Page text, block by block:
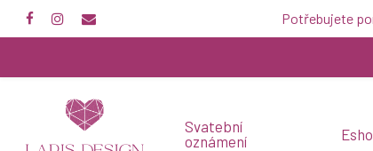
main
Potřebujete
Svatební
oznámení